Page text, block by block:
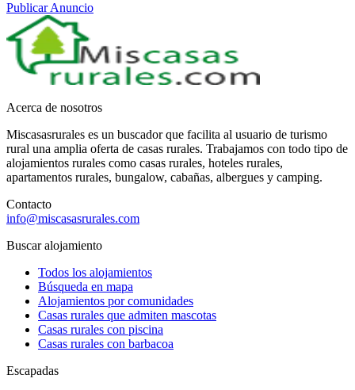
Publicar Anuncio
Acerca de nosotros
Miscasasrurales es un buscador que facilita al usuario de turismo
rural una amplia oferta de casas rurales. Trabajamos con todo tipo de
alojamientos rurales como casas rurales, hoteles rurales,
apartamentos rurales, bungalow, cabañas, albergues y camping.
Contacto
info@miscasasrurales.com
Buscar alojamiento
Todos los alojamientos
Búsqueda en mapa
Alojamientos por comunidades
Casas rurales que admiten mascotas
Casas rurales con piscina
Casas rurales con barbacoa
Escapadas